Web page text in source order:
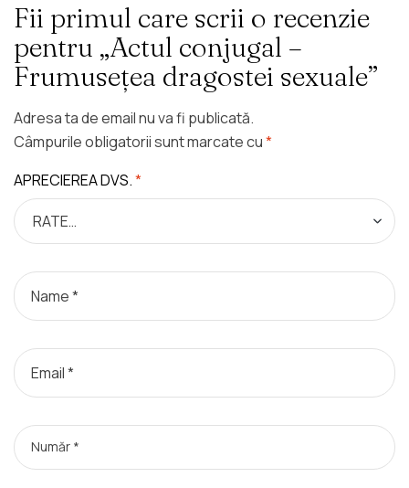
Fii primul care scrii o recenzie
pentru „Actul conjugal –
Frumusețea dragostei sexuale”
Adresa ta de email nu va fi publicată.
Câmpurile obligatorii sunt marcate cu*
APRECIEREA DVS.*